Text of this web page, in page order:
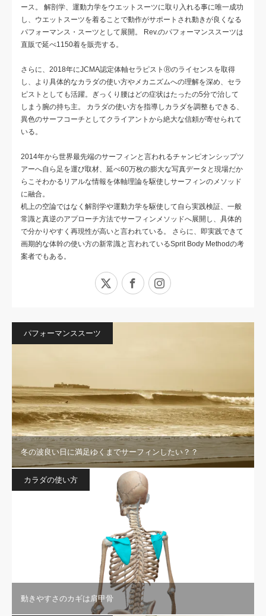
ース。 解剖学、運動力学をウエットスーツに取り入れる事に唯一成功
し、ウエットスーツを着ることで動作がサポートされ動きが良くなる
パフォーマンス・スーツとして展開。 Rev.のパフォーマンススーツは
直販で延べ1150着を販売する。
さらに、2018年にJCMA認定体軸セラピストⓇのライセンスを取得
し、より具体的なカラダの使い方やメカニズムへの理解を深め、セラ
ピストとしても活躍。ぎっくり腰はどの症状はたったの5分で治して
しまう腕の持ち主。 カラダの使い方を指導しカラダを調整もできる、
異色のサーフコーチとしてクライアントから絶大な信頼が寄せられて
いる。
2014年から世界最先端のサーフィンと言われるチャンピオンシップツ
アーへ自ら足を運び取材、延べ60万枚の膨大な写真データと現場だか
らこそわかるリアルな情報を体軸理論を駆使しサーフィンのメソッド
に融合。
机上の空論ではなく解剖学や運動力学を駆使して自ら実践検証、一般
常識と真逆のアプローチ方法でサーフィンメソッドへ展開し、具体的
で分かりやすく再現性が高いと言われている。 さらに、即実践できて
画期的な体幹の使い方の新常識と言われているSprit Body Methodの考
案者でもある。
Facebook
パフォーマンススーツ
冬の波良い日に満足ゆくまでサーフィンしたい？？
カラダの使い方
動きやすさのカギは肩甲骨